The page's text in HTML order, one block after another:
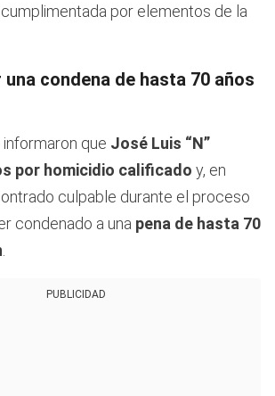
por elementos de la
condena de hasta 70 años
que José Luis “N”
por homicidio calificado y, en
culpable durante el proceso
condenado a una pena de hasta 70
PUBLICIDAD